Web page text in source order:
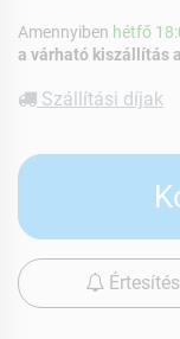
Amennyiben hétfő
a várható kiszállítás
Szállítási díjak